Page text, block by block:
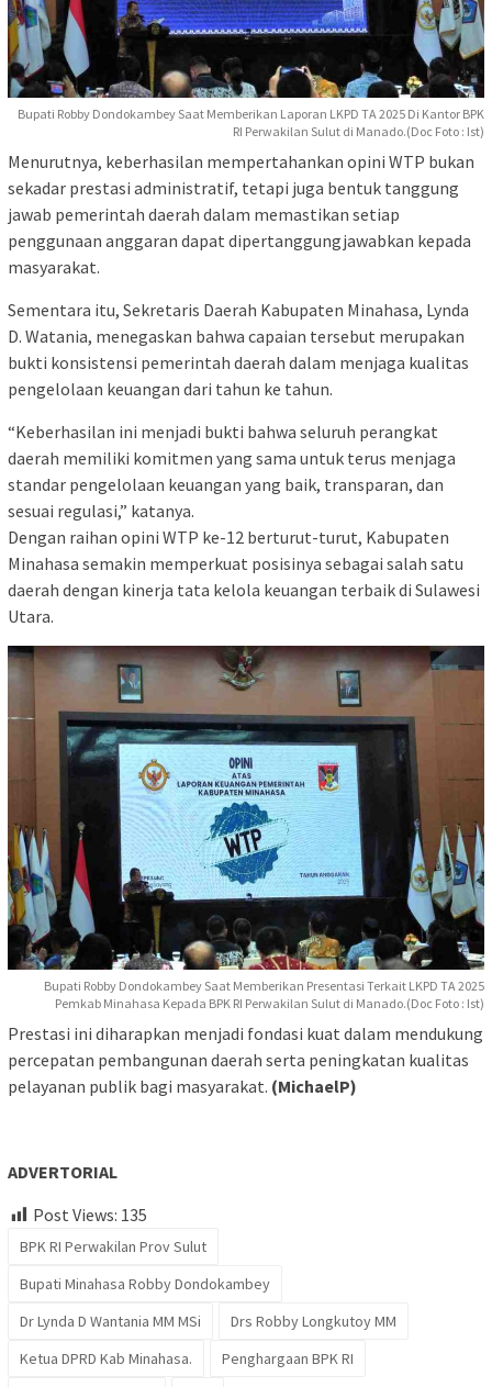
Bupati Robby Dondokambey Saat Memberikan Laporan LKPD TA 2025 Di Kantor BPK
RI Perwakilan Sulut di Manado.(Doc Foto : Ist)
Menurutnya, keberhasilan mempertahankan opini WTP bukan
sekadar prestasi administratif, tetapi juga bentuk tanggung
jawab pemerintah daerah dalam memastikan setiap
penggunaan anggaran dapat dipertanggungjawabkan kepada
masyarakat.
Sementara itu, Sekretaris Daerah Kabupaten Minahasa, Lynda
D. Watania, menegaskan bahwa capaian tersebut merupakan
bukti konsistensi pemerintah daerah dalam menjaga kualitas
pengelolaan keuangan dari tahun ke tahun.
“Keberhasilan ini menjadi bukti bahwa seluruh perangkat
daerah memiliki komitmen yang sama untuk terus menjaga
standar pengelolaan keuangan yang baik, transparan, dan
sesuai regulasi,” katanya.
Dengan raihan opini WTP ke-12 berturut-turut, Kabupaten
Minahasa semakin memperkuat posisinya sebagai salah satu
daerah dengan kinerja tata kelola keuangan terbaik di Sulawesi
Utara.
Bupati Robby Dondokambey Saat Memberikan Presentasi Terkait LKPD TA 2025
Pemkab Minahasa Kepada BPK RI Perwakilan Sulut di Manado.(Doc Foto : Ist)
Prestasi ini diharapkan menjadi fondasi kuat dalam mendukung
percepatan pembangunan daerah serta peningkatan kualitas
pelayanan publik bagi masyarakat. (MichaelP)
ADVERTORIAL
Post Views: 135
BPK RI Perwakilan Prov Sulut
Bupati Minahasa Robby Dondokambey
Dr Lynda D Wantania MM MSi
Drs Robby Longkutoy MM
Ketua DPRD Kab Minahasa.
Penghargaan BPK RI